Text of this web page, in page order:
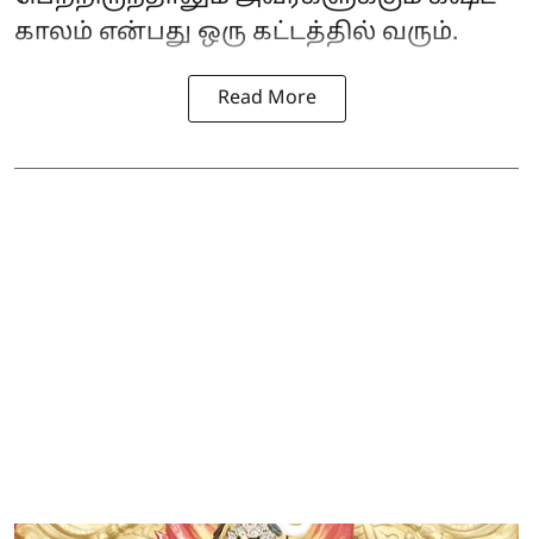
காலம் என்பது ஒரு கட்டத்தில் வரும்.
Read More